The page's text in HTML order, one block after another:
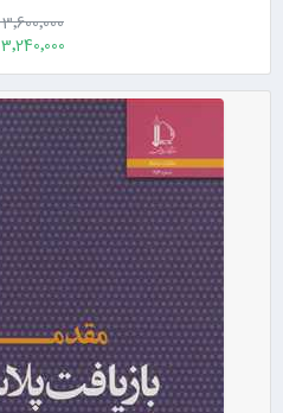
3٬600٬000 ریال
3٬240٬000 ریال